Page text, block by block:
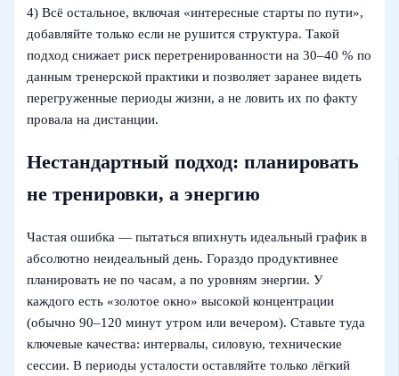
4) Всё остальное, включая «интересные старты по пути»,
добавляйте только если не рушится структура. Такой
подход снижает риск перетренированности на 30–40 % по
данным тренерской практики и позволяет заранее видеть
перегруженные периоды жизни, а не ловить их по факту
провала на дистанции.
Нестандартный подход: планировать
не тренировки, а энергию
Частая ошибка — пытаться впихнуть идеальный график в
абсолютно неидеальный день. Гораздо продуктивнее
планировать не по часам, а по уровням энергии. У
каждого есть «золотое окно» высокой концентрации
(обычно 90–120 минут утром или вечером). Ставьте туда
ключевые качества: интервалы, силовую, технические
сессии. В периоды усталости оставляйте только лёгкий